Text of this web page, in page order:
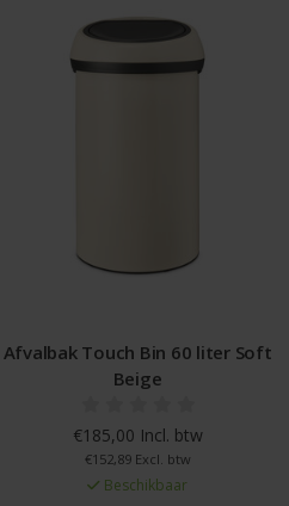
Afvalbak Touch Pro Bin 45L
RVS fingerprint proof
€99,00 Incl. btw
€81,82 Excl. btw
Beschikbaar